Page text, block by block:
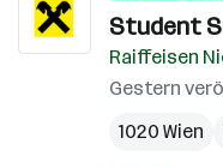
Student
Raiffeisen
Gestern
1020 Wien